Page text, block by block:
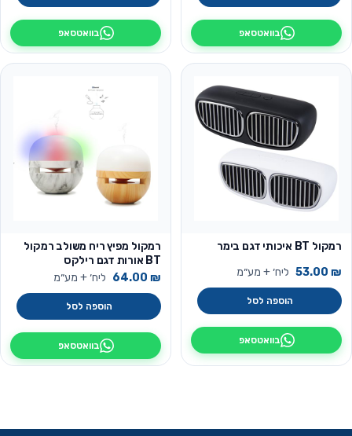
בוואטסאפ בוואטסאפ
רמקול BT איכותי דגם בימר
53.00 ₪ ליח׳ + מע״מ
הוספה לסל
בוואטסאפ
רמקול מפיץ ריח משולב רמקול
BT אורות דגם רילקס
64.00 ₪ ליח׳ + מע״מ
הוספה לסל
בוואטסאפ